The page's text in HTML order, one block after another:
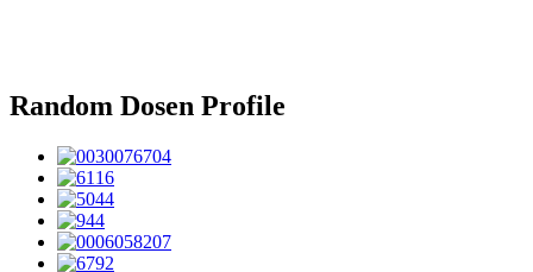
Random Dosen Profile